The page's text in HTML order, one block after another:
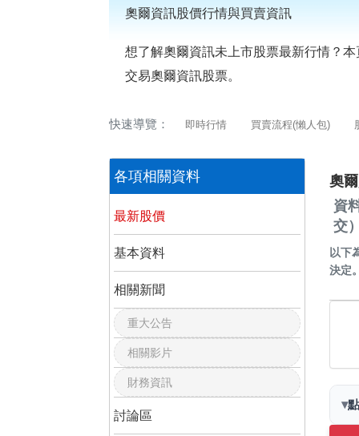
奧爾資訊股價行情與買賣資訊
想了解奧爾資訊未上市股票最新行情？
交易奧爾資訊股票。
快速導覽： 即時行情 買賣流程(懶人包)
各項相關資料
最新股價
基本資料
相關新聞
重大公告
相關影片
財務資訊
討論區
奧
資
交
以下
決定
▾